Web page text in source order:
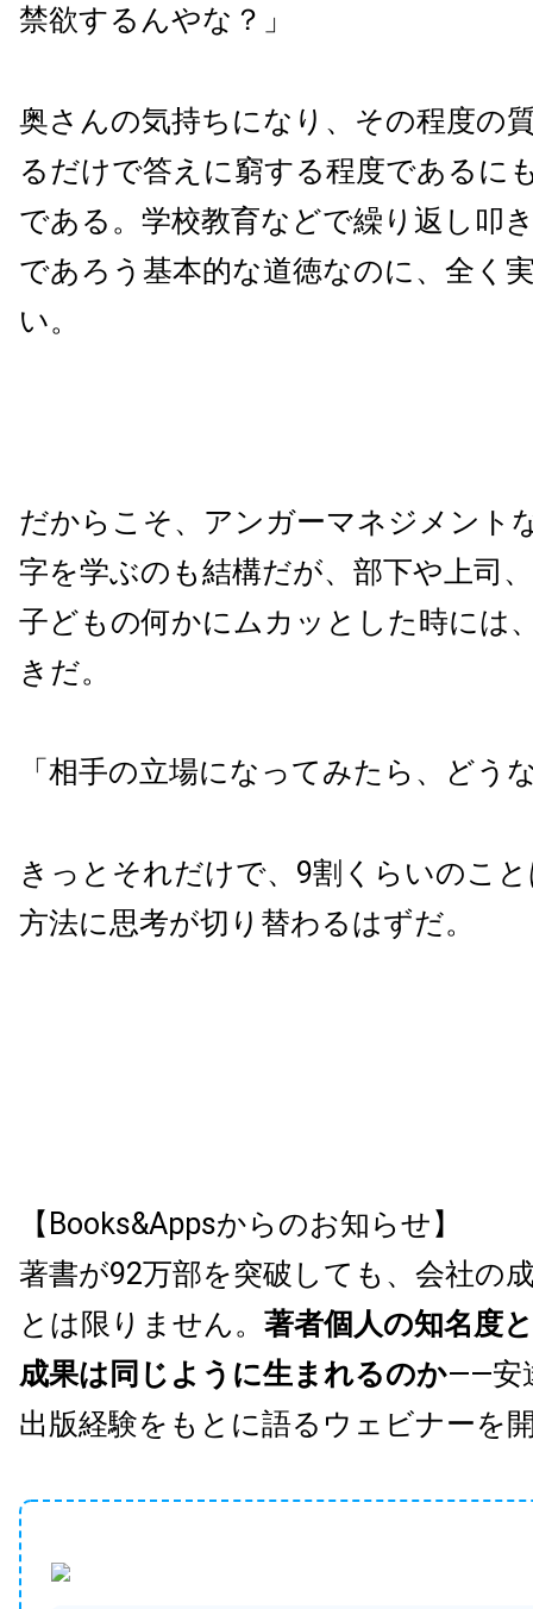
禁欲するんやな？」
奥さんの気持ちになり、その程度の
るだけで答えに窮する程度であるに
である。学校教育などで繰り返し叩
であろう基本的な道徳なのに、全く
い。
だからこそ、アンガーマネジメント
字を学ぶのも結構だが、部下や上司
子どもの何かにムカッとした時には
きだ。
「相手の立場になってみたら、どう
きっとそれだけで、9割くらいのこ
方法に思考が切り替わるはずだ。
【Books&Appsからのお知らせ】
著書が92万部を突破しても、会社の
とは限りません。 著者個人の知名度
成果は同じように生まれるのか——安
出版経験をもとに語るウェビナーを